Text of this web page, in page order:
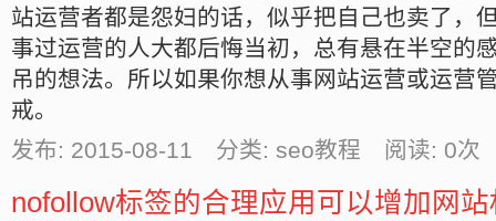
站运营者都是怨妇的话，似乎把自己也卖了，
事过运营的人大都后悔当初，总有悬在半空的
吊的想法。所以如果你想从事网站运营或运营
戒。
发布: 2015-08-11 分类: seo教程 阅读: 0次
nofollow标签的合理应用可以增加网